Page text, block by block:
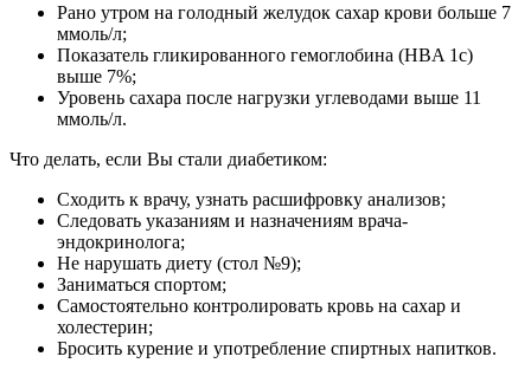
Рано утром на голодный желудок сахар крови больше 7
ммоль/л;
Показатель гликированного гемоглобина (HBA 1c)
выше 7%;
Уровень сахара после нагрузки углеводами выше 11
ммоль/л.
Что делать, если Вы стали диабетиком:
Сходить к врачу, узнать расшифровку анализов;
Следовать указаниям и назначениям врача-
эндокринолога;
Не нарушать диету (стол №9);
Заниматься спортом;
Самостоятельно контролировать кровь на сахар и
холестерин;
Бросить курение и употребление спиртных напитков.